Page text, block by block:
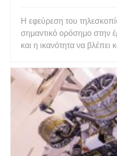
Η εφεύρεση του
σημαντικό ορόσημο στην
και η ικανότητα να βλέπει
αποκτήσουν μια βαθιά
αστρονομικών
παρατήρηση των